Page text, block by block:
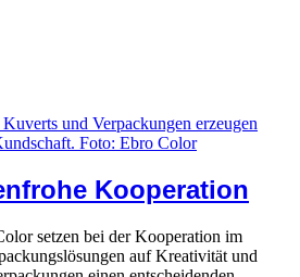
Kooperation
setzen bei der Kooperation im
auf Kreativität und